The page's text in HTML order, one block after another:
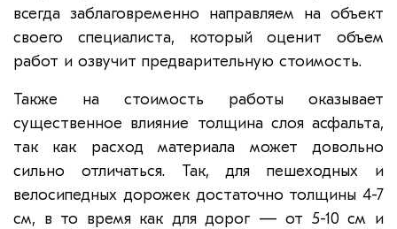
всегда заблаговременно направляем на объект
своего специалиста, который оценит объем
работ и озвучит предварительную стоимость.
Также на стоимость работы оказывает
существенное влияние толщина слоя асфальта,
так как расход материала может довольно
сильно отличаться. Так, для пешеходных и
велосипедных дорожек достаточно толщины 4-7
см, в то время как для дорог — от 5-10 см и